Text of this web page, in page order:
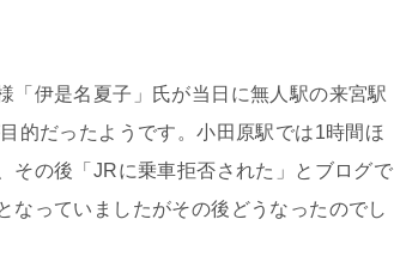
伊是名夏子」氏が当日に無人駅の来宮駅
的だったようです。小田原駅では1時間ほ
その後「JRに乗車拒否された」とブログで
なっていましたがその後どうなったのでし